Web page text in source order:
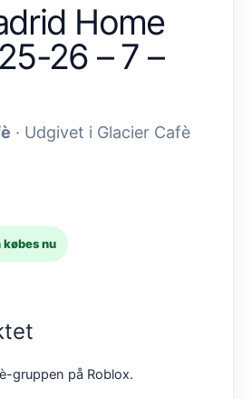
Home
26 – 7 –
· Udgivet i Glacier Cafè
købes nu
gruppen på Roblox.